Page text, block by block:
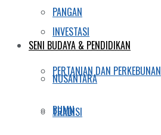
PANGAN
SENI BUDAYA & PENDIDIKAN
NUSANTARA
TRADISI
INVESTASI
PERTANIAN DAN PERKEBUNAN
BUMN